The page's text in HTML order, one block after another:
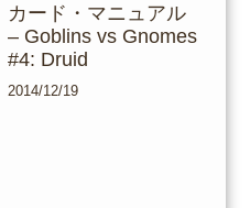
カード・マニュアル
– Goblins vs Gnomes
#4: Druid
2014/12/19